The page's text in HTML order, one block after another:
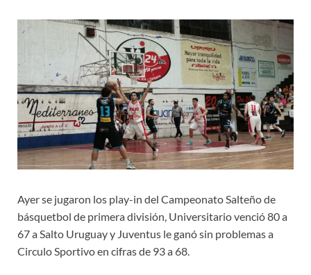
Ayer se jugaron los play-in del Campeonato Salteño de
básquetbol de primera división, Universitario venció 80 a
67 a Salto Uruguay y Juventus le ganó sin problemas a
Circulo Sportivo en cifras de 93 a 68.